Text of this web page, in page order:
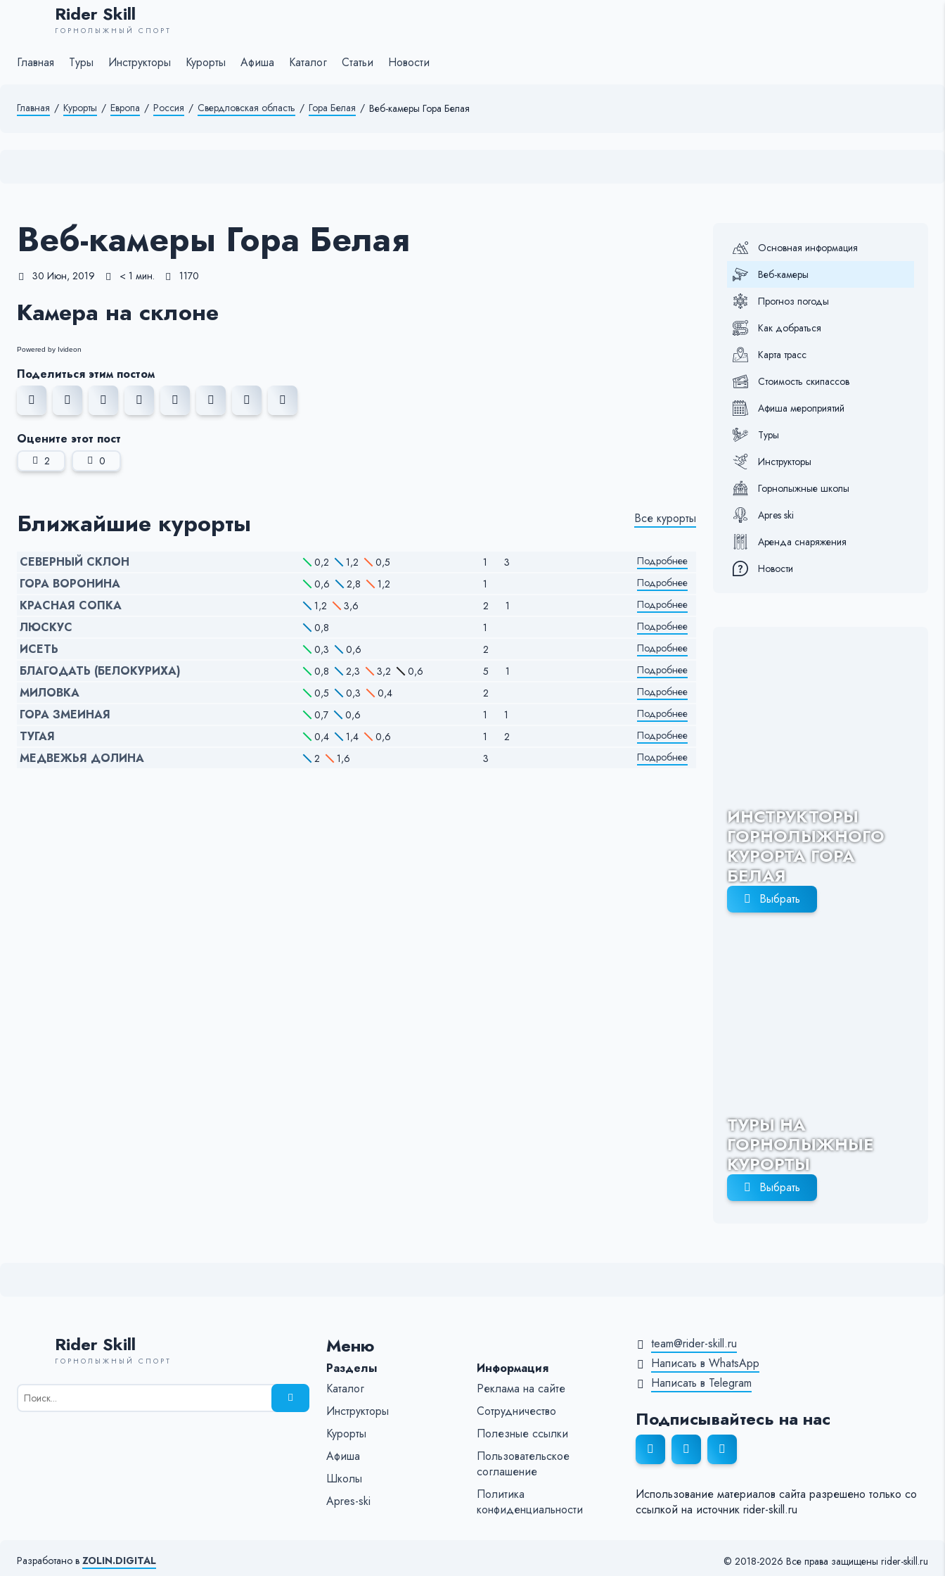
Rider Skill
ГОРНОЛЫЖНЫЙ СПОРТ
Главная Туры Инструкторы Курорты Афиша Каталог Статьи Новости
Главная / Курорты / Европа / Россия / Свердловская область / Гора Белая / Веб-камеры Гора Белая
Веб-камеры Гора Белая
30 Июн, 2019 < 1 мин. 1170
Камера на склоне
Powered by Ivideon
Поделиться этим постом
Оцените этот пост
2 0
Ближайшие курорты Все курорты
СЕВЕРНЫЙ СКЛОН 0,2 1,2 0,5 1 3 Подробнее
ГОРА ВОРОНИНА 0,6 2,8 1,2 1 Подробнее
КРАСНАЯ СОПКА 1,2 3,6 2 1 Подробнее
ЛЮСКУС 0,8 1 Подробнее
ИСЕТЬ 0,3 0,6 2 Подробнее
БЛАГОДАТЬ (БЕЛОКУРИХА) 0,8 2,3 3,2 0,6 5 1 Подробнее
МИЛОВКА 0,5 0,3 0,4 2 Подробнее
ГОРА ЗМЕИНАЯ 0,7 0,6 1 1 Подробнее
ТУГАЯ 0,4 1,4 0,6 1 2 Подробнее
МЕДВЕЖЬЯ ДОЛИНА 2 1,6 3 Подробнее
Основная информация
Веб-камеры
Прогноз погоды
Как добраться
Карта трасс
Стоимость скипассов
Афиша мероприятий
Туры
Инструкторы
Горнолыжные школы
Apres ski
Аренда снаряжения
Новости
ИНСТРУКТОРЫ
ГОРНОЛЫЖНОГО
КУРОРТА ГОРА
БЕЛАЯ
Выбрать
ТУРЫ НА
ГОРНОЛЫЖНЫЕ
КУРОРТЫ
Выбрать
Rider Skill
ГОРНОЛЫЖНЫЙ СПОРТ
Результаты
поиска
Меню
Разделы
Каталог
Инструкторы
Курорты
Афиша
Школы
Apres-ski
Информация
Реклама на сайте
Сотрудничество
Полезные ссылки
Пользовательское
соглашение
Политика
конфиденциальности
team@rider-skill.ru
Написать в WhatsApp
Написать в Telegram
Подписывайтесь на нас
Использование материалов сайта разрешено только со
ссылкой на источник rider-skill.ru
Разработано в ZOLIN.DIGITAL © 2018-2026 Все права защищены rider-skill.ru